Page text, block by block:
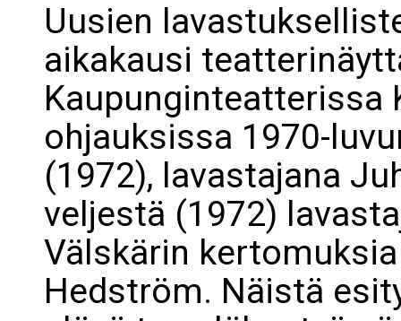
Uusien
aikakausi
Kaupunginteatterissa
ohjauksissa 1970-
(1972), lavastajana
veljestä (1972)
Välskärin
Hedström. Näistä